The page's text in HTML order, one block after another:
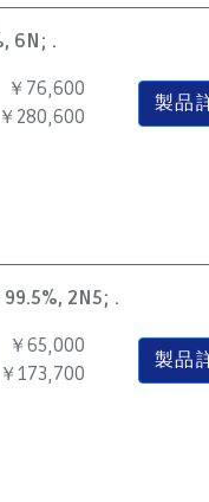
6N; .
￥76,600
￥280,600
製品
2N5; .
￥65,000
￥173,700
製品